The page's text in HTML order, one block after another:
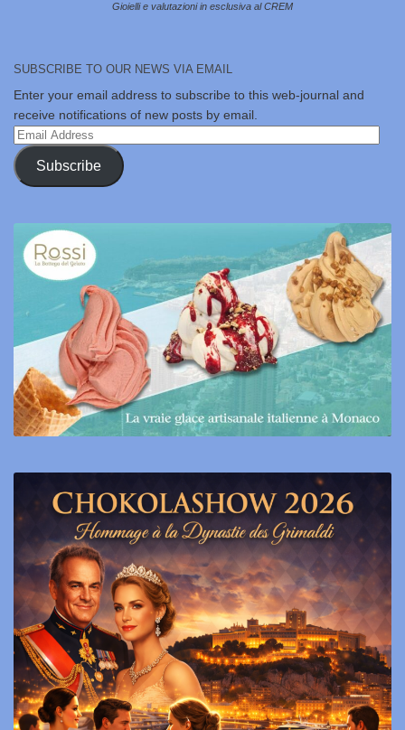
Gioielli e valutazioni in esclusiva al CREM
SUBSCRIBE TO OUR NEWS VIA EMAIL
Enter your email address to subscribe to this web-journal and
receive notifications of new posts by email.
Email
Address
Subscribe